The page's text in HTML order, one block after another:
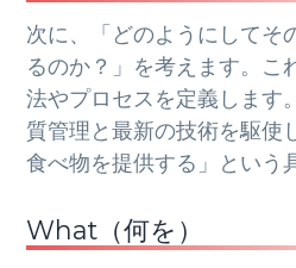
次に、「どのようにしてそ
るのか？」を考えます。こ
法やプロセスを定義します
質管理と最新の技術を駆使
食べ物を提供する」という
What（何を）